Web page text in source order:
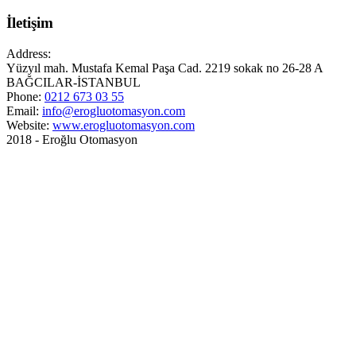
İletişim
Address:
Yüzyıl mah. Mustafa Kemal Paşa Cad. 2219 sokak no 26-28 A
BAĞCILAR-İSTANBUL
Phone: 0212 673 03 55
Email: info@erogluotomasyon.com
Website: www.erogluotomasyon.com
2018 - Eroğlu Otomasyon